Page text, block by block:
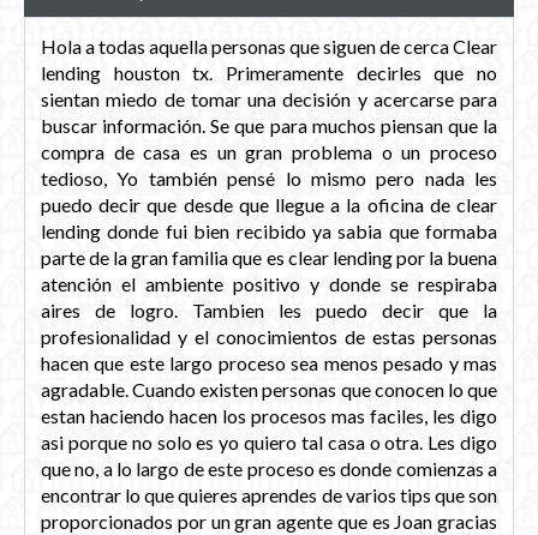
Hola a todas aquella personas que siguen de cerca Clear
lending houston tx. Primeramente decirles que no
sientan miedo de tomar una decisión y acercarse para
buscar información. Se que para muchos piensan que la
compra de casa es un gran problema o un proceso
tedioso, Yo también pensé lo mismo pero nada les
puedo decir que desde que llegue a la oficina de clear
lending donde fui bien recibido ya sabia que formaba
parte de la gran familia que es clear lending por la buena
atención el ambiente positivo y donde se respiraba
aires de logro. Tambien les puedo decir que la
profesionalidad y el conocimientos de estas personas
hacen que este largo proceso sea menos pesado y mas
agradable. Cuando existen personas que conocen lo que
estan haciendo hacen los procesos mas faciles, les digo
asi porque no solo es yo quiero tal casa o otra. Les digo
que no, a lo largo de este proceso es donde comienzas a
encontrar lo que quieres aprendes de varios tips que son
proporcionados por un gran agente que es Joan gracias